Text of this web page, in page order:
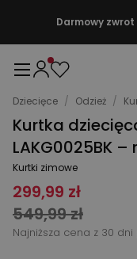
Darmowy
Dziecięce / Odzież /
Kurtka
LAKG0025BK
Kurtki zimowe
299,99 zł
549,99 zł
Najniższa cena z 30